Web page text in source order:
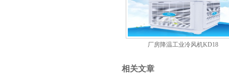
厂房降温工业冷风机KD18
相关文章